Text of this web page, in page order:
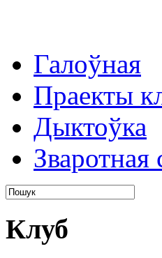
Галоўная
Праекты
Дыктоўка
Зваротная
Клуб